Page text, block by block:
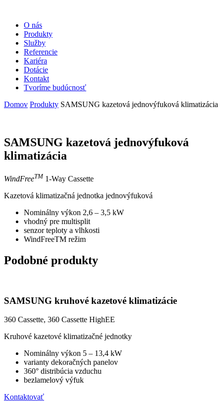
O nás
Produkty
Služby
Referencie
Kariéra
Dotácie
Kontakt
Tvoríme budúcnosť
Domov Produkty SAMSUNG kazetová jednovýfuková klimatizácia
SAMSUNG kazetová jednovýfuková
klimatizácia
WindFreeTM 1-Way Cassette
Kazetová klimatizačná jednotka jednovýfuková
Nominálny výkon 2,6 – 3,5 kW
vhodný pre multisplit
senzor teploty a vlhkosti
WindFreeTM režim
Podobné produkty
SAMSUNG kruhové kazetové klimatizácie
360 Cassette, 360 Cassette HighEE
Kruhové kazetové klimatizačné jednotky
Nominálny výkon 5 – 13,4 kW
varianty dekoračných panelov
360° distribúcia vzduchu
bezlamelový výfuk
Kontaktovať